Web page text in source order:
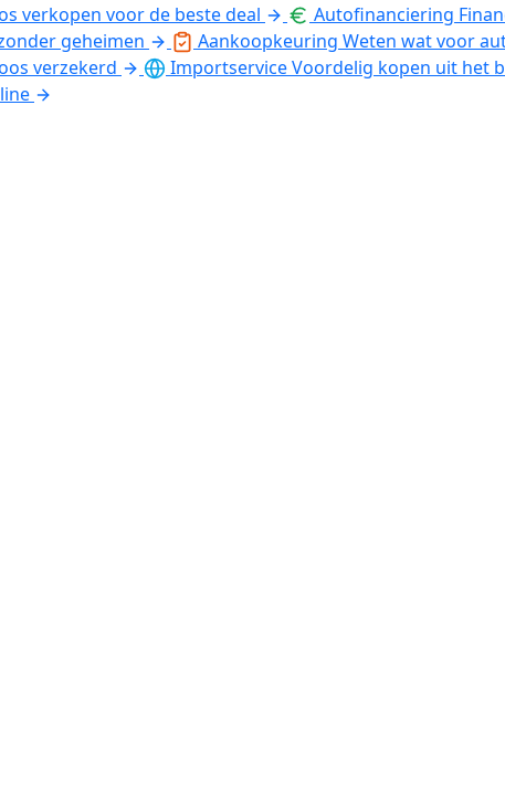
verkopen voor de beste deal Autofinanciering
geheimen Aankoopkeuring Weten wat voor
verzekerd ImportserviceVoordelig kopen uit het